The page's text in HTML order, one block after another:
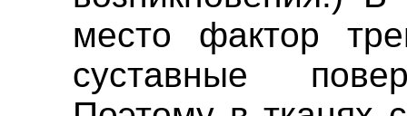
место фактор
суставные